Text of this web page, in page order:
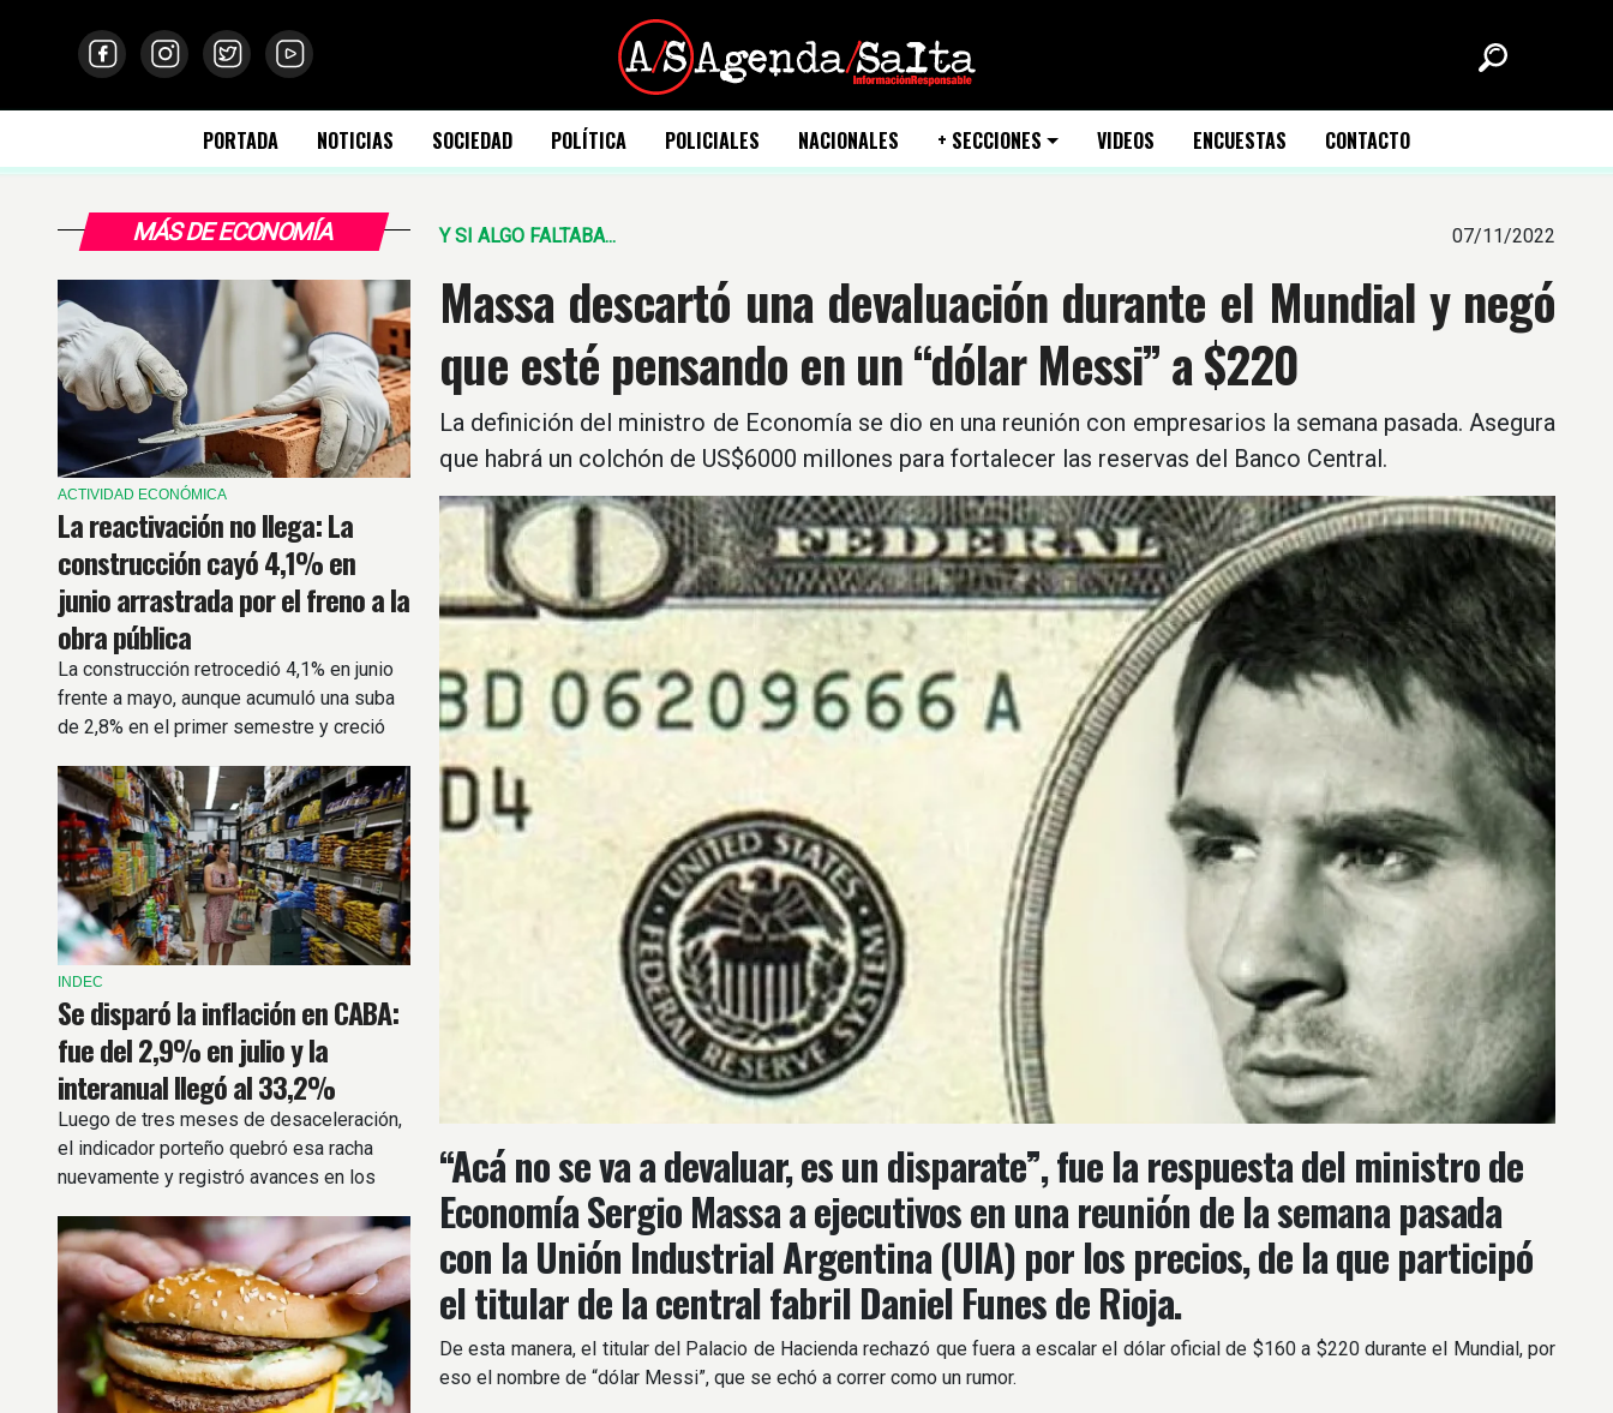
PORTADA NOTICIAS SOCIEDAD POLÍTICA POLICIALES NACIONALES + SECCIONES VIDEOS ENCUESTAS CONTACTO
MÁS DE ECONOMÍA
ACTIVIDAD ECONÓMICA
La reactivación no llega: La
construcción cayó 4,1% en
junio arrastrada por el freno a la
obra pública
La construcción retrocedió 4,1% en junio
frente a mayo, aunque acumuló una suba
de 2,8% en el primer semestre y creció
pasado.
INDEC
Se disparó la inflación en CABA:
fue del 2,9% en julio y la
interanual llegó al 33,2%
Luego de tres meses de desaceleración,
el indicador porteño quebró esa racha
nuevamente y registró avances en los
Y SI ALGO FALTABA... 07/11/2022
Massa descartó una devaluación durante el Mundial y negó
que esté pensando en un “dólar Messi” a $220
La definición del ministro de Economía se dio en una reunión con empresarios la semana pasada. Asegura
que habrá un colchón de US$6000 millones para fortalecer las reservas del Banco Central.
“Acá no se va a devaluar, es un disparate”, fue la respuesta del ministro de
Economía Sergio Massa a ejecutivos en una reunión de la semana pasada
con la Unión Industrial Argentina (UIA) por los precios, de la que participó
el titular de la central fabril Daniel Funes de Rioja.
De esta manera, el titular del Palacio de Hacienda rechazó que fuera a escalar el dólar oficial de $160 a $220 durante el Mundial, por
eso el nombre de “dólar Messi”, que se echó a correr como un rumor.